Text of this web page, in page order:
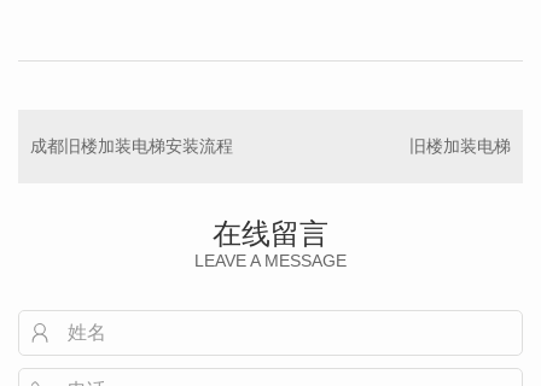
成都旧楼加装电梯安装流程 旧楼加装电梯
在线留言
LEAVE A MESSAGE